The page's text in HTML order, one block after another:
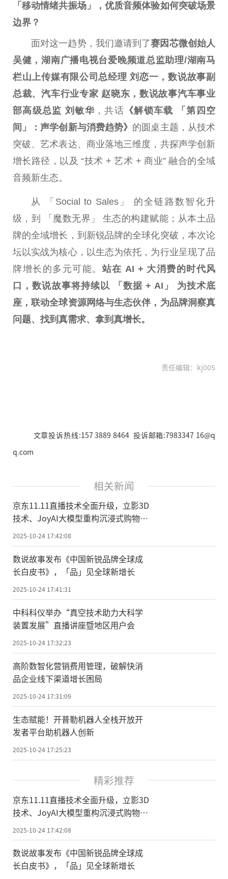
「移动情绪共振场」，优质音频体验如何突破场景
边界？
面对这一趋势，我们邀请到了赛因芯微创始人
吴健，湖南广播电视台爱晚频道总 监助理/湖南马
栏山上传媒有限公司 总经理 刘恋一，数说故事副
总裁、汽车行业专家 赵晓东，数说故事汽车事业
部高级总 监 刘敏华 ，共话 《解锁车载 「第四空
间」：声学创新与消费趋势》 的圆桌主题，从技术
突破、艺术表达、商业落地三维度，共探声学创新
增长路径，以及 “技术 + 艺术 + 商业” 融合的全域
音频新生态。
从 「Social to Sales」 的全链路数智化升
级，到 「魔数无界」 生态的构建赋能；从本土品
牌的全域增长，到新锐品牌的全球化突破，本次论
坛以实战为核心，以生态为依托，为行业呈现了品
牌增长的多元可能。 站在 AI + 大消费的时代风
口，数说故事将持续以 「数据 + AI」 为技术底
座，联动全球资源网络与生态伙伴，为品牌洞察真
问题、找到真需求、拿到真增长。
责任编辑：kj005
文章投诉热线:157 3889 8464 投诉邮箱:7983347 16@q
q.com
相关新闻
京东11.11直播技术全面升级，立影3D
技术、JoyAI大模型重构沉浸式购物体
验
2025-10-24 17:42:08
数说故事发布《中国新锐品牌全球成
长白皮书》，「品」见全球新增长
2025-10-24 17:41:31
中科科仪举办“真空技术助力大科学
装置发展”直播讲座暨地区用户会
2025-10-24 17:32:23
高阶数智化营销费用管理，破解快消
品企业线下渠道增长困局
2025-10-24 17:31:09
生态赋能！开普勒机器人全栈开放开
发者平台助机器人创新
2025-10-24 17:25:23
精彩推荐
京东11.11直播技术全面升级，立影3D
技术、JoyAI大模型重构沉浸式购物体
2025-10-24 17:42:08
数说故事发布《中国新锐品牌全球成
长白皮书》，「品」见全球新增长